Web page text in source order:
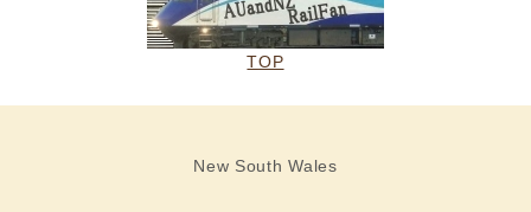
TOP
New South Wales